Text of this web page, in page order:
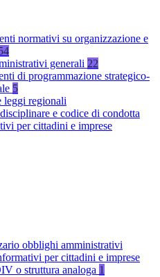
normativi su organizzazione e
generali 22
di programmazione strategico-
5
leggi regionali
e codice di condotta
per cittadini e imprese
obblighi amministrativi
per cittadini e imprese
o struttura analoga 1